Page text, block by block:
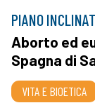
PIANO
Aborto ed
Spagna di
VITA E BIOETICA